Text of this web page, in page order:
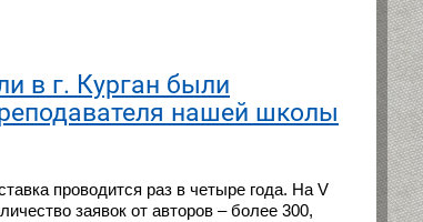
в г. Курган были
нашей школы
проводится раз в четыре года. На V
заявок от авторов – более 300,